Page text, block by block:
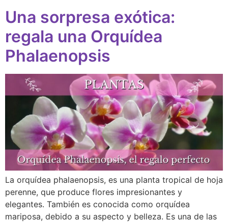
Una sorpresa exótica:
regala una Orquídea
Phalaenopsis
La orquídea phalaenopsis, es una planta tropical de hoja
perenne, que produce flores impresionantes y
elegantes. También es conocida como orquídea
mariposa, debido a su aspecto y belleza. Es una de las